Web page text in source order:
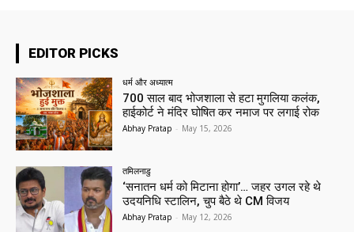
EDITOR PICKS
धर्म और अध्यात्म
700 साल बाद भोजशाला से हटा मुगलिया कलंक,
हाईकोर्ट ने मंदिर घोषित कर नमाज पर लगाई रोक
Abhay Pratap - May 15, 2026
तमिलनाडु
‘सनातन धर्म को मिटाना होगा’… जहर उगल रहे थे
उदयनिधि स्टालिन, चुप बैठे थे CM विजय
Abhay Pratap - May 12, 2026